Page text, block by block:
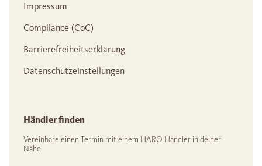
Impressum
Compliance (CoC)
Barrierefreiheitserklärung
Datenschutzeinstellungen
Händler finden
Vereinbare einen Termin mit einem HARO Händler in deiner
Nähe.